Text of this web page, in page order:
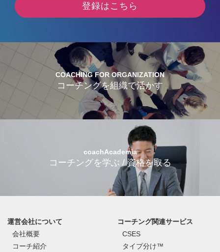
登録はこちら
COACHING FOR ORGANIZATION
コーチングを組織で活かす
coachAcademia
コーチングを学ぶ / 資格を取る
運営会社について
会社概要
コーチ紹介
コーチング関連サービス
CSES
タイプ分け™